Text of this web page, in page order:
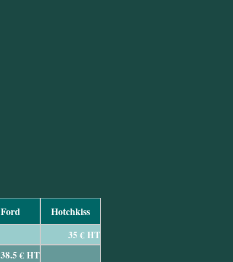
Ford Hotchkiss
35 € HT
38.5 € HT